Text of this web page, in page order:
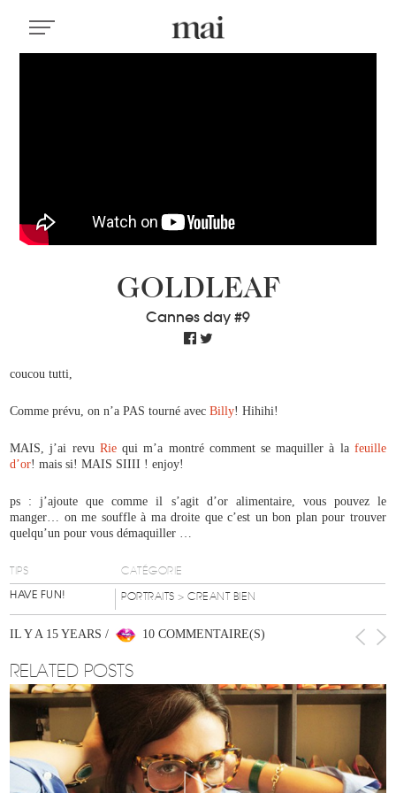
GOLDLEAF
Cannes day #9
coucou tutti,
Comme prévu, on n’a PAS tourné avecBilly! Hihihi!
MAIS, j’ai revu Riequi m’a montré comment se maquiller à la feuille
d’or! mais si! MAIS SIIII ! enjoy!
ps : j’ajoute que comme il s’agit d’or alimentaire, vous pouvez le
manger… on me souffle à ma droite que c’est un bon plan pour trouver
quelqu’un pour vous démaquiller …
TIPS CATÉGORIE
HAVE FUN! PORTRAITS> CREANT BIEN
IL Y A 15 YEARS / 10 COMMENTAIRE(S)
RELATED POSTS